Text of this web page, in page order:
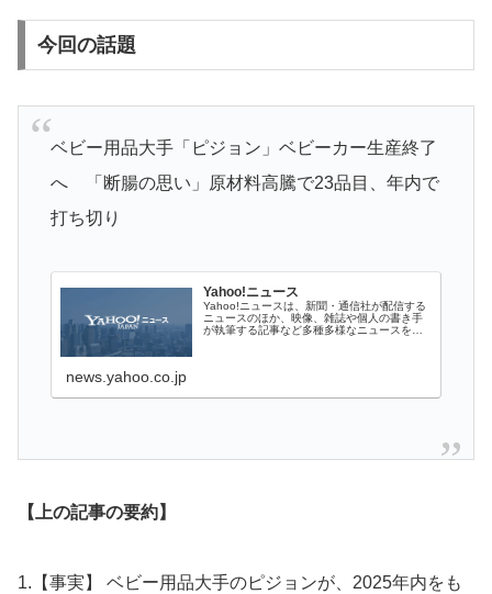
今回の話題
ベビー用品大手「ピジョン」ベビーカー生産終了
へ 「断腸の思い」原材料高騰で23品目、年内で
打ち切り
Yahoo!ニュース
Yahoo!ニュースは、新聞・通信社が配信する
ニュースのほか、映像、雑誌や個人の書き手
が執筆する記事など多種多様なニュースを掲
news.yahoo.co.jp
【上の記事の要約】
1.【事実】 ベビー用品大手のピジョンが、2025年内をも